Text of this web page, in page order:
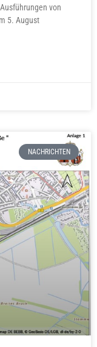
von
5. August
NACHRICHTEN